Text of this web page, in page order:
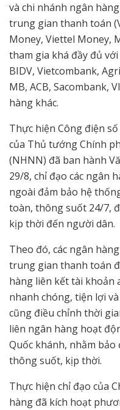
và chi nhánh ngân
trung gian thanh toán
Money, Viettel Money,
tham gia khá đầy đủ
BIDV, Vietcombank,
MB, ACB, Sacombank,
hàng khác.
Thực hiện Công điện
của Thủ tướng Chính
(NHNN) đã ban hành
29/8, chỉ đạo các ngân
ngoài đảm bảo hệ
toàn, thông suốt 24/7,
kịp thời đến người dân.
Theo đó, các ngân
trung gian thanh toán
hàng liên kết tài khoản
nhanh chóng, tiện lợi
cũng điều chỉnh thời
liên ngân hàng hoạt
Quốc khánh, nhằm bảo
thông suốt, kịp thời.
Thực hiện chỉ đạo của
hàng đã kích hoạt